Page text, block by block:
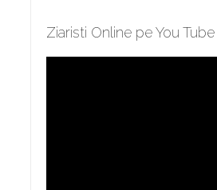
Ziaristi Online pe You Tube